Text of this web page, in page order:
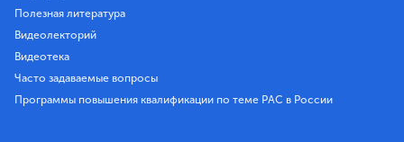
Полезная литература
Видеолекторий
Видеотека
Часто задаваемые вопросы
Программы повышения квалификации по теме РАС в России